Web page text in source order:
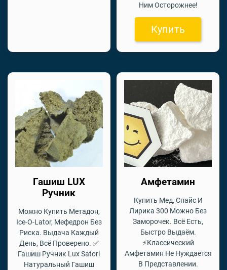
Ним Осторожнее!
Купить
Гашиш LUX
Ручник
Можно Купить Метадон,
Ice-O-Lator, Мефедрон Без
Риска. Выдача Каждый
День, Всё Проверено. ✅
Гашиш Ручник Lux Satori
Натуральный Гашиш
Амфетамин
Купить Мед, Спайс И
Лирика 300 Можно Без
Заморочек. Всё Есть,
Быстро Выдаём.
⚡Классический
Амфетамин Не Нуждается
В Представлении.